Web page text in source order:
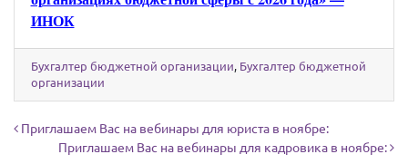
ИНОК
Бухгалтер бюджетной организации, Бухгалтер бюджетной
организации
Навигация по записям
Приглашаем Вас на вебинары для юриста в ноябре:
Приглашаем Вас на вебинары для кадровика в ноябре: